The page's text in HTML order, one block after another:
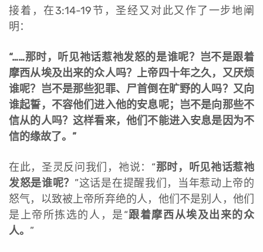
接着，在3:14-19节，圣经又对此又作了一步地阐
明：
“……那时，听见祂话惹祂发怒的是谁呢？岂不是跟着
摩西从埃及出来的众人吗？上帝四十年之久，又厌烦
谁呢？岂不是那些犯罪、尸首倒在旷野的人吗？又向
谁起誓，不容他们进入他的安息呢；岂不是向那些不
信从的人吗？这样看来，他们不能进入安息是因为不
信的缘故了。”
在此，圣灵反问我们，祂说：“那时，听见祂话惹祂
发怒是谁呢？ ”这话是在提醒我们，当年惹动上帝的
怒气，以致被上帝所弃绝的人，他们不是别人，他们
是上帝所拣选的人，是“跟着摩西从埃及出来的众
人。 ”